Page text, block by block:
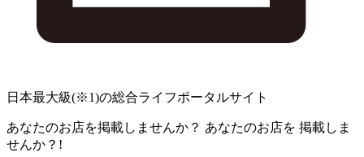
日本最大級(※1)の総合ライフポータルサイト
あなたのお店を掲載しませんか？ あなたのお店を 掲載しま
せんか？!